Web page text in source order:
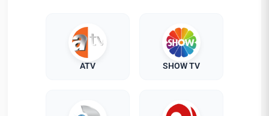
ATV SHOW TV